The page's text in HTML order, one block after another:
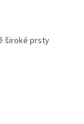
široké prsty